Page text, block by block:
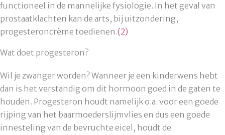
functioneel in de mannelijke fysiologie. In het geval van
prostaatklachten kan de arts, bij uitzondering,
progesteroncrème toedienen.(2)
Wat doet progesteron?
Wil je zwanger worden? Wanneer je een kinderwens hebt
dan is het verstandig om dit hormoon goed in de gaten te
houden. Progesteron houdt namelijk o.a. voor een goede
rijping van het baarmoederslijmvlies en dus een goede
innesteling van de bevruchte eicel, houdt de